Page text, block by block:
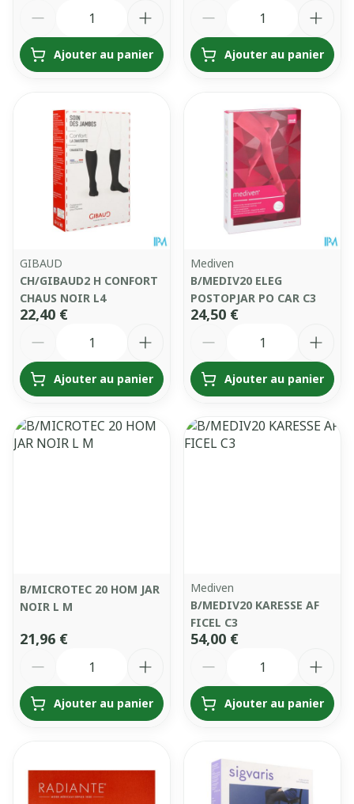
Ajouter au panier Ajouter au panier
GIBAUD
CH/GIBAUD2 H CONFORT
CHAUS NOIR L4
22,40 €
Ajouter au panier
Mediven
B/MEDIV20 ELEG
POSTOPJAR PO CAR C3
24,50 €
Ajouter au panier
B/MICROTEC 20 HOM JAR
NOIR L M
21,96 €
Ajouter au panier
Mediven
B/MEDIV20 KARESSE AF
FICEL C3
54,00 €
Ajouter au panier